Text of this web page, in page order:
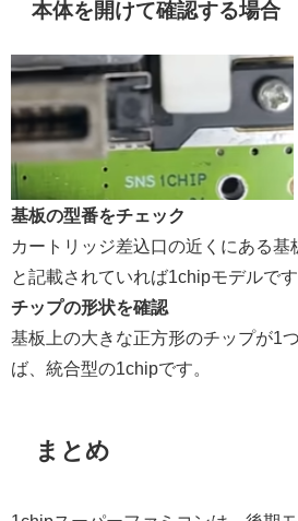
本体を開けて確認する場合
基板の型番をチェック
カートリッジ差込口の近くにある
と記載されていれば1chipモデルです
チップの形状を確認
基板上の大きな正方形のチップが1
ば、統合型の1chipです。
まとめ